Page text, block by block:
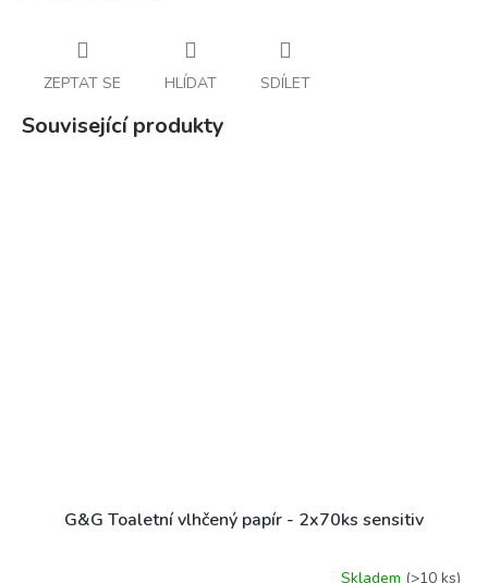
ZEPTAT SE HLÍDAT SDÍLET
Související produkty
G&G Toaletní vlhčený papír - 2x70ks sensitiv
Skladem (>10 ks)